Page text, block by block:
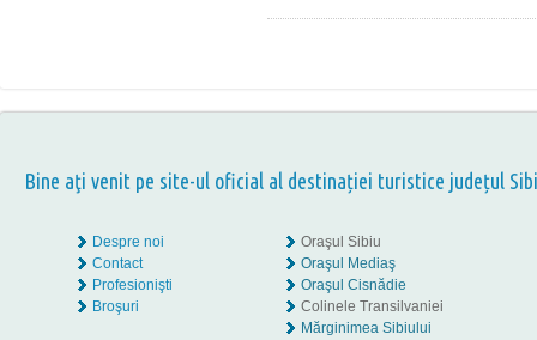
Bine aţi venit pe site-ul oficial al destinației turistice județul
Despre noi
Contact
Profesionişti
Broşuri
Oraşul Sibiu
Oraşul Mediaş
Oraşul Cisnădie
Colinele Transilvaniei
Mărginimea Sibiului